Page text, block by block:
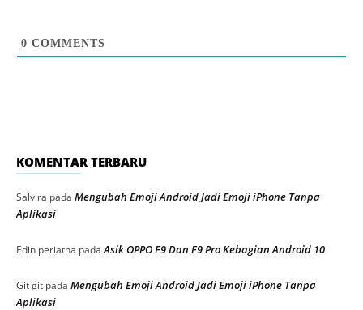
0 COMMENTS
KOMENTAR TERBARU
Salvira pada Mengubah Emoji Android Jadi Emoji iPhone Tanpa
Aplikasi
Edin periatna padaAsik OPPO F9 Dan F9 Pro Kebagian Android 10
Git git pada Mengubah Emoji Android Jadi Emoji iPhone Tanpa
Aplikasi